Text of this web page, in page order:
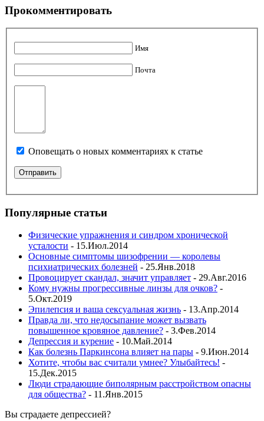
Прокомментировать
Имя
Почта
Оповещать о новых комментариях к статье
Популярные статьи
Физические упражнения и синдром хронической
усталости - 15.Июл.2014
Основные симптомы шизофрении — королевы
психиатрических болезней - 25.Янв.2018
Провоцирует скандал, значит управляет - 29.Авг.2016
Кому нужны прогрессивные линзы для очков? -
5.Окт.2019
Эпилепсия и ваша сексуальная жизнь - 13.Апр.2014
Правда ли, что недосыпание может вызвать
повышенное кровяное давление? - 3.Фев.2014
Депрессия и курение - 10.Май.2014
Как болезнь Паркинсона влияет на пары - 9.Июн.2014
Хотите, чтобы вас считали умнее? Улыбайтесь! -
15.Дек.2015
Люди страдающие биполярным расстройством опасны
для общества? - 11.Янв.2015
Вы страдаете депрессией?